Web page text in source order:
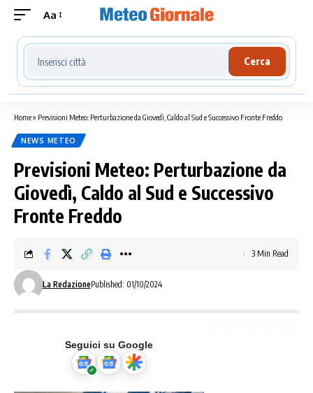
Aa
Cerca località meteo
Cerca
Home» Previsioni Meteo: Perturbazione da Giovedì, Caldo al Sud e Successivo Fronte Freddo
NEWS METEO
Previsioni Meteo: Perturbazione da
Giovedì, Caldo al Sud e Successivo
Fronte Freddo
La RedazionePublished: 01/10/2024
3 Min Read
Seguici su Google